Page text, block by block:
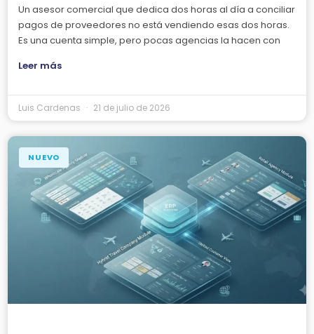
Un asesor comercial que dedica dos horas al día a conciliar
pagos de proveedores no está vendiendo esas dos horas.
Es una cuenta simple, pero pocas agencias la hacen con
Leer más
Luis Cardenas 21 de julio de 2026
NUEVO